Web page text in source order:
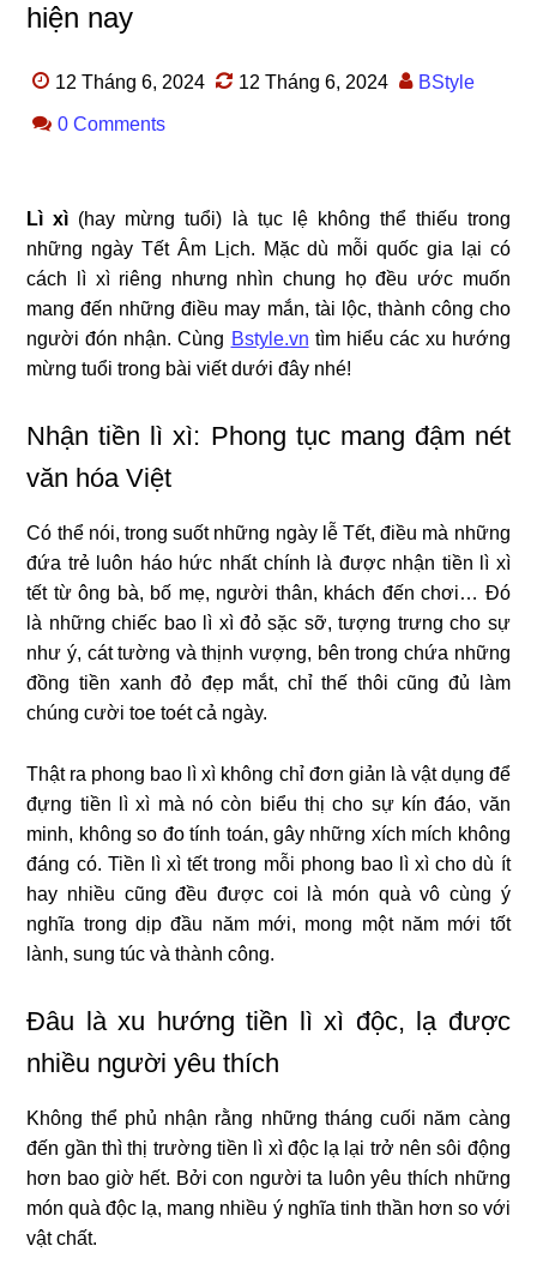
hiện nay
12 Tháng 6, 2024 12 Tháng 6, 2024 BStyle
0 Comments
Lì xì (hay mừng tuổi) là tục lệ không thể thiếu trong
những ngày Tết Âm Lịch. Mặc dù mỗi quốc gia lại có
cách lì xì riêng nhưng nhìn chung họ đều ước muốn
mang đến những điều may mắn, tài lộc, thành công cho
người đón nhận. Cùng Bstyle.vn tìm hiểu các xu hướng
mừng tuổi trong bài viết dưới đây nhé!
Nhận tiền lì xì: Phong tục mang đậm nét
văn hóa Việt
Có thể nói, trong suốt những ngày lễ Tết, điều mà những
đứa trẻ luôn háo hức nhất chính là được nhận tiền lì xì
tết từ ông bà, bố mẹ, người thân, khách đến chơi… Đó
là những chiếc bao lì xì đỏ sặc sỡ, tượng trưng cho sự
như ý, cát tường và thịnh vượng, bên trong chứa những
đồng tiền xanh đỏ đẹp mắt, chỉ thế thôi cũng đủ làm
chúng cười toe toét cả ngày.
Thật ra phong bao lì xì không chỉ đơn giản là vật dụng để
đựng tiền lì xì mà nó còn biểu thị cho sự kín đáo, văn
minh, không so đo tính toán, gây những xích mích không
đáng có. Tiền lì xì tết trong mỗi phong bao lì xì cho dù ít
hay nhiều cũng đều được coi là món quà vô cùng ý
nghĩa trong dịp đầu năm mới, mong một năm mới tốt
lành, sung túc và thành công.
Đâu là xu hướng tiền lì xì độc, lạ được
nhiều người yêu thích
Không thể phủ nhận rằng những tháng cuối năm càng
đến gần thì thị trường tiền lì xì độc lạ lại trở nên sôi động
hơn bao giờ hết. Bởi con người ta luôn yêu thích những
món quà độc lạ, mang nhiều ý nghĩa tinh thần hơn so với
vật chất.